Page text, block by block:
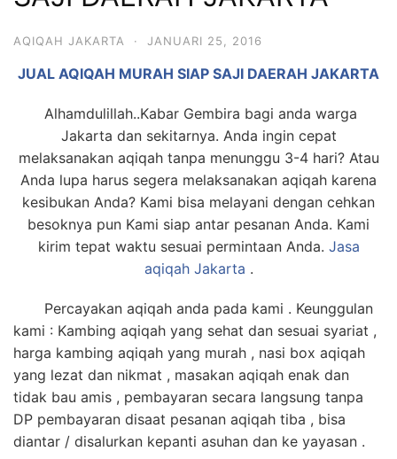
0823 1246
AQIQAH JAKARTA · JANUARI 25, 2016
JUAL AQIQAH MURAH SIAP SAJI DAERAH JAKARTA
Alhamdulillah..Kabar Gembira bagi anda warga
Jakarta dan sekitarnya. Anda ingin cepat
melaksanakan aqiqah tanpa menunggu 3-4 hari? Atau
Anda lupa harus segera melaksanakan aqiqah karena
kesibukan Anda? Kami bisa melayani dengan cehkan
besoknya pun Kami siap antar pesanan Anda. Kami
kirim tepat waktu sesuai permintaan Anda. Jasa
aqiqah Jakarta .
Percayakan aqiqah anda pada kami . Keunggulan
kami : Kambing aqiqah yang sehat dan sesuai syariat ,
harga kambing aqiqah yang murah , nasi box aqiqah
yang lezat dan nikmat , masakan aqiqah enak dan
tidak bau amis , pembayaran secara langsung tanpa
DP pembayaran disaat pesanan aqiqah tiba , bisa
diantar / disalurkan kepanti asuhan dan ke yayasan .